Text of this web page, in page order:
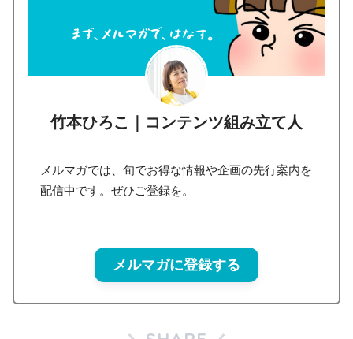
竹本ひろこ｜コンテンツ組み立て人
メルマガでは、旬でお得な情報や企画の先行案内を
配信中です。ぜひご登録を。
メルマガに登録する